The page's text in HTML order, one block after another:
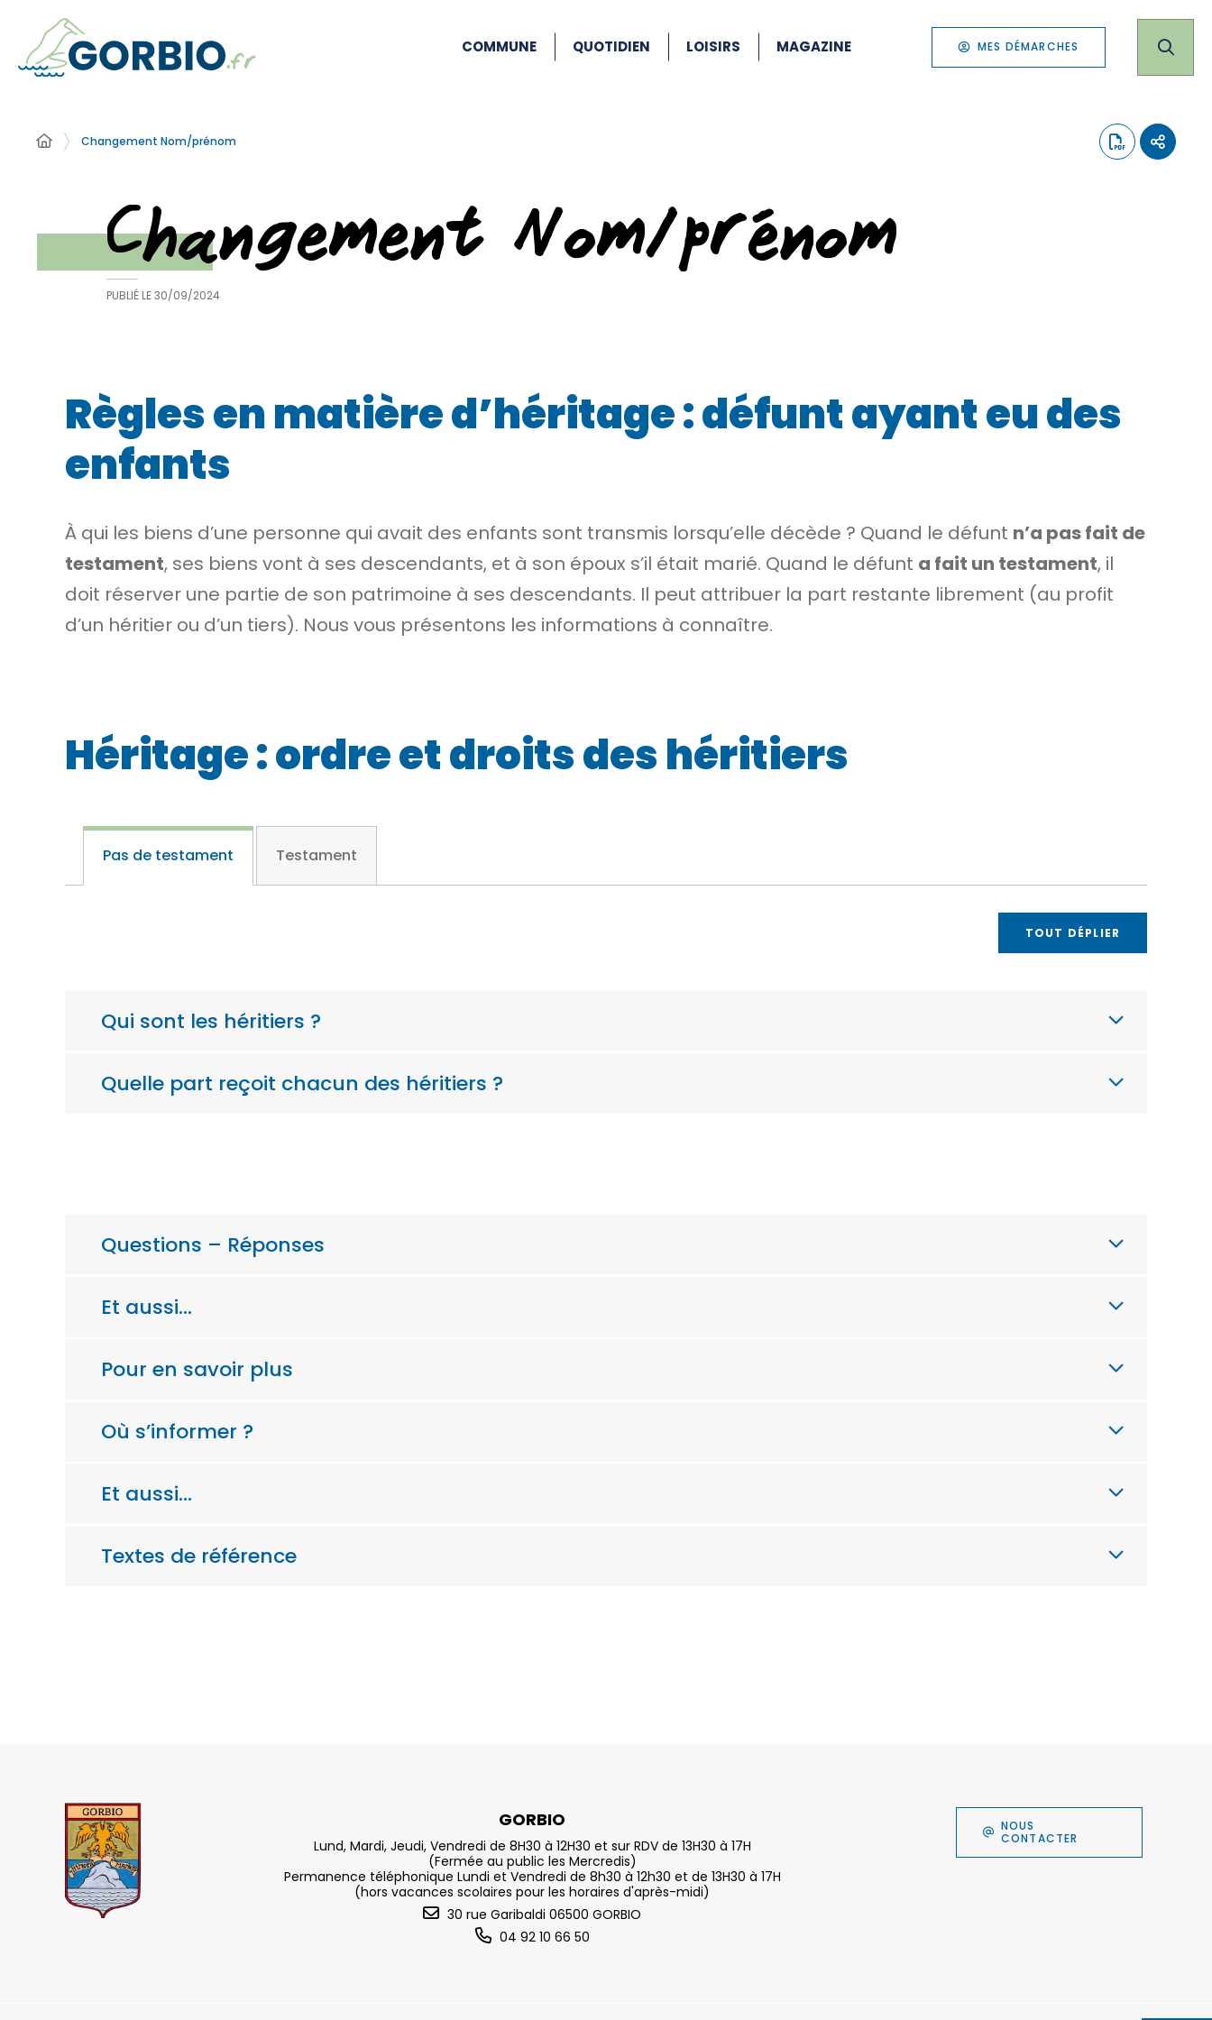
COMMUNE QUOTIDIEN LOISIRS MAGAZINE MES DÉMARCHES
Changement Nom/prénom
Changement Nom/prénom
PUBLIÉ LE30/09/2024
Règles en matière d’héritage : défunt ayant eu des
enfants
À qui les biens d’une personne qui avait des enfants sont transmis lorsqu’elle décède ? Quand le défunt n’a pas fait de
testament, ses biens vont à ses descendants, et à son époux s’il était marié. Quand le défunt a fait un testament, il
doit réserver une partie de son patrimoine à ses descendants. Il peut attribuer la part restante librement (au profit
d’un héritier ou d’un tiers). Nous vous présentons les informations à connaître.
Héritage : ordre et droits des héritiers
Pas de testament Testament
TOUT DÉPLIER
Qui sont les héritiers ?
Quelle part reçoit chacun des héritiers ?
Questions – Réponses
Et aussi…
Pour en savoir plus
Où s’informer ?
Et aussi…
Textes de référence
GORBIO
Lund, Mardi, Jeudi, Vendredi de 8H30 à 12H30 et sur RDV de 13H30 à 17H
(Fermée au public les Mercredis)
Permanence téléphonique Lundi et Vendredi de 8h30 à 12h30 et de 13H30 à 17H
(hors vacances scolaires pour les horaires d'après-midi)
30 rue Garibaldi 06500 GORBIO
04 92 10 66 50
NOUS
CONTACTER